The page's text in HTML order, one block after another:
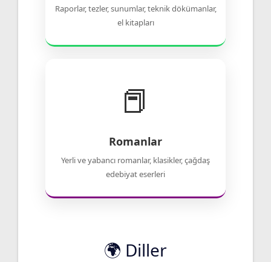
Raporlar, tezler, sunumlar, teknik dökümanlar,
el kitapları
📕
Romanlar
Yerli ve yabancı romanlar, klasikler, çağdaş
edebiyat eserleri
🌍 Diller